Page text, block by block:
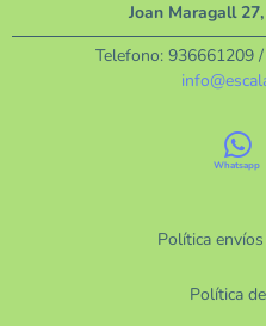
Política
Política
Joan Maragall
Telefono: 936661209/